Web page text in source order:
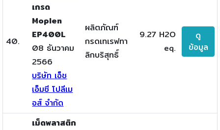
40.
เกรด
Moplen
EP400L
08 ธันวาคม
2566
บริษัท เอ็ช
เอ็มซี โปลีเม
อส์ จำกัด
ผลิตภัณฑ์
กรดเทเรฟทา
ลิกบริสุทธิ์
9.27 H2O
eq.
ดู
ข้อมูล
เม็ดพลาสติก